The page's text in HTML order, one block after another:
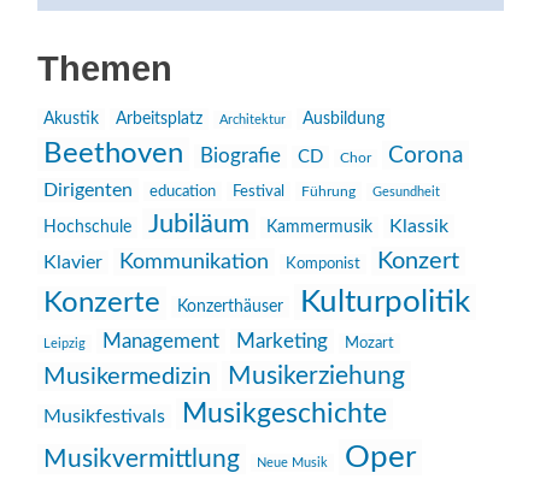
Themen
Akustik Arbeitsplatz Architektur Ausbildung
Beethoven Biografie CD Chor Corona
Dirigenten education Festival Führung Gesundheit
Hochschule Jubiläum Kammermusik
Klassik
Klavier
Kommunikation Komponist Konzert
Konzerte Konzerthäuser Kulturpolitik
Leipzig Management Marketing Mozart
Musikermedizin Musikerziehung
Musikfestivals Musikgeschichte
Musikvermittlung Neue Musik Oper